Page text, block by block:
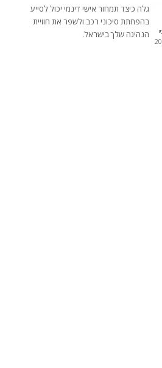
גלה כיצד תמחור אישי דינמי יכול לסייע
בהפחתת סיכוני רכב ולשפר את חוויית
הנהיגה שלך בישראל.